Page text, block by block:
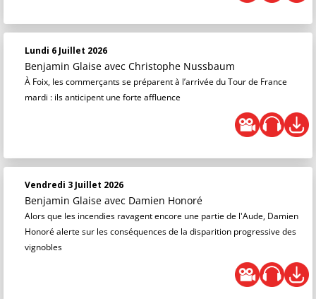
Lundi 6 Juillet 2026
Benjamin Glaise avec Christophe Nussbaum
À Foix, les commerçants se préparent à l’arrivée du Tour de France
mardi : ils anticipent une forte affluence
Vendredi 3 Juillet 2026
Benjamin Glaise avec Damien Honoré
Alors que les incendies ravagent encore une partie de l'Aude, Damien
Honoré alerte sur les conséquences de la disparition progressive des
vignobles